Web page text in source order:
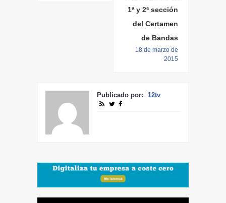
1ª y 2ª sección
del Certamen
de Bandas
18 de marzo de
2015
Publicado por: 12tv